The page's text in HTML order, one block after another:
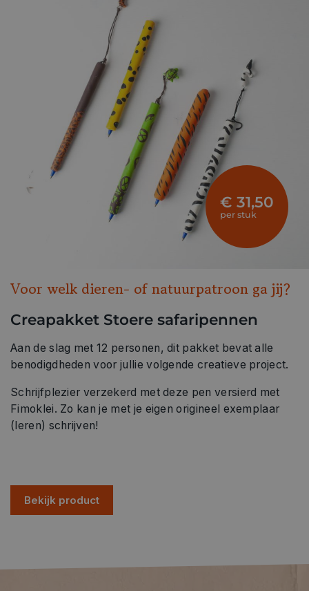
€ 31,50
per stuk
Voor welk dieren- of natuurpatroon ga jij?
Creapakket Stoere safaripennen
Aan de slag met 12 personen, dit pakket bevat alle
benodigdheden voor jullie volgende creatieve project.
Schrijfplezier verzekerd met deze pen versierd met
Fimoklei. Zo kan je met je eigen origineel exemplaar
(leren) schrijven!
Bekijk product